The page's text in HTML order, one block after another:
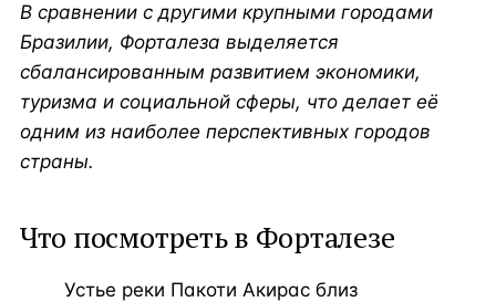
В сравнении с другими крупными городами
Бразилии, Форталеза выделяется
сбалансированным развитием экономики,
туризма и социальной сферы, что делает её
одним из наиболее перспективных городов
страны.
Что посмотреть в Форталезе
Устье реки Пакоти Акирас близ